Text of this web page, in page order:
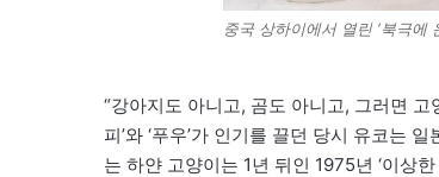
중국 상하이에서 열린 ‘북극
“강아지도 아니고, 곰도 아니고, 그러면
피’와 ‘푸우’가 인기를 끌던 당시 유코는
는 하얀 고양이는 1년 뒤인 1975년 ‘이상